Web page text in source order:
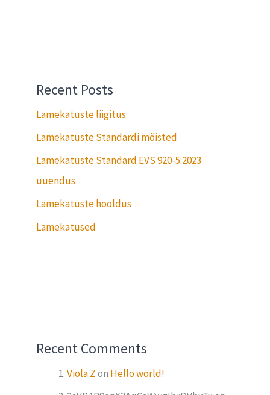
Recent Posts
Lamekatuste liigitus
Lamekatuste Standardi mõisted
Lamekatuste Standard EVS 920-5:2023
uuendus
Lamekatuste hooldus
Lamekatused
Recent Comments
Viola Zon Hello world!